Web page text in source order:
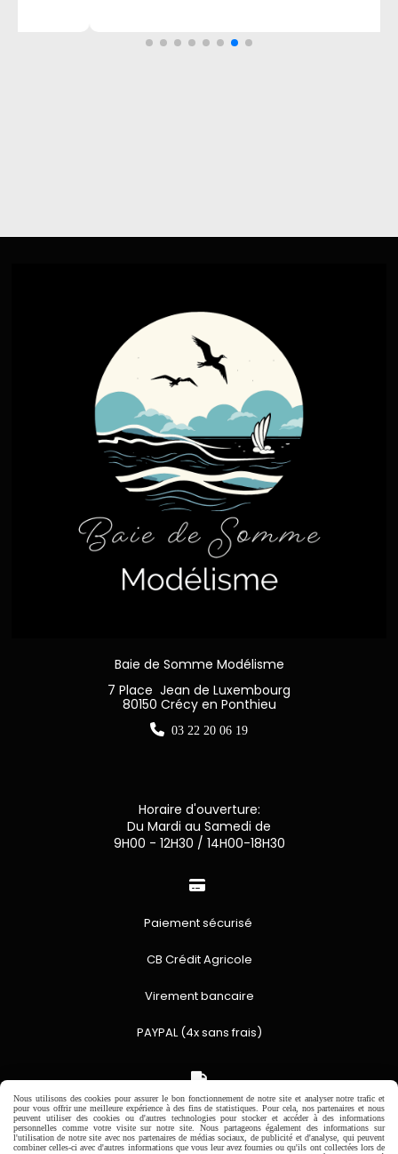
Baie de Somme Modélisme
7 Place Jean de Luxembourg
80150 Crécy en Ponthieu
 03 22 20 06 19
Horaire d'ouverture:
Du Mardi au Samedi de
9H00 - 12H30 / 14H00-18H30

Paiement sécurisé
CB Crédit Agricole
Virement bancaire
PAYPAL (4x sans frais)

Expédition sous 48h
jours ouvrés
Nous utilisons des cookies pour assurer le bon fonctionnement de notre site et analyser notre trafic et
pour vous offrir une meilleure expérience à des fins de statistiques. Pour cela, nos partenaires et nous
peuvent utiliser des cookies ou d'autres technologies pour stocker et accéder à des informations
personnelles comme votre visite sur notre site. Nous partageons également des informations sur
l'utilisation de notre site avec nos partenaires de médias sociaux, de publicité et d'analyse, qui peuvent
combiner celles-ci avec d'autres informations que vous leur avez fournies ou qu'ils ont collectées lors de